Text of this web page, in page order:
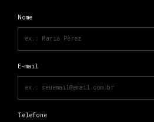
Nome
E-mail
Telefone